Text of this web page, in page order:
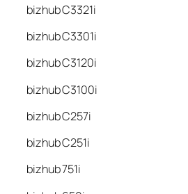
bizhub C3321i
bizhub C3301i
bizhub C3120i
bizhub C3100i
bizhub C257i
bizhub C251i
bizhub 751i